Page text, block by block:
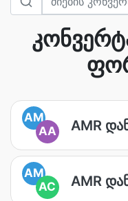
AM
AA
AMR
AM
AC
AMR